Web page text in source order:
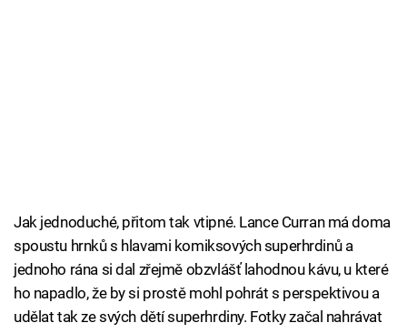
Jak jednoduché, přitom tak vtipné. Lance Curran má doma
spoustu hrnků s hlavami komiksových superhrdinů a
jednoho rána si dal zřejmě obzvlášť lahodnou kávu, u které
ho napadlo, že by si prostě mohl pohrát s perspektivou a
udělat tak ze svých dětí superhrdiny. Fotky začal nahrávat